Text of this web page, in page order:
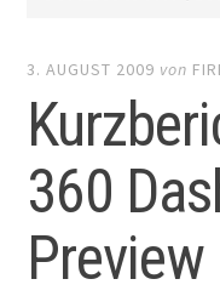
3. AUGUST 2009 von
360
Preview